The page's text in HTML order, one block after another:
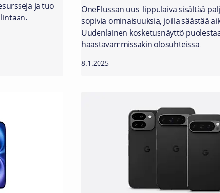
ja tuo
OnePlussan uusi lippulaiva sisältää
sopivia ominaisuuksia, joilla säästää
Uudenlainen kosketusnäyttö
haastavammissakin olosuhteissa.
8.1.2025